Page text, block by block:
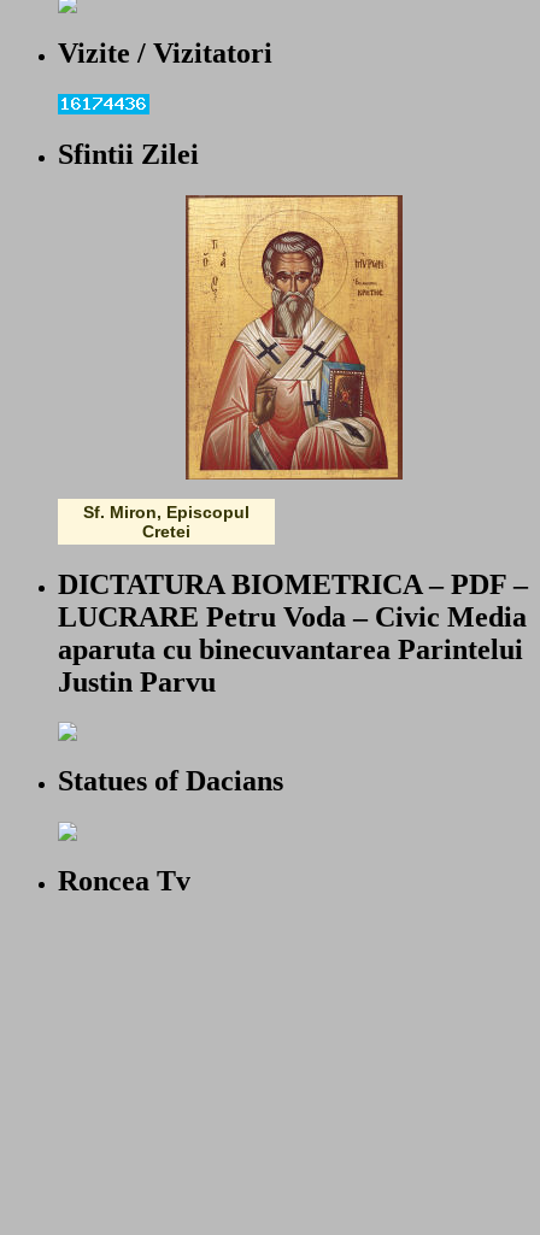
Vizite / Vizitatori
Sfintii Zilei
Sf. Miron, Episcopul
Cretei
DICTATURA BIOMETRICA – PDF –
LUCRARE Petru Voda – Civic Media
aparuta cu binecuvantarea Parintelui
Justin Parvu
Statues of Dacians
Roncea Tv